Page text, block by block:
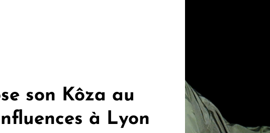
son Kôza au
à Lyon